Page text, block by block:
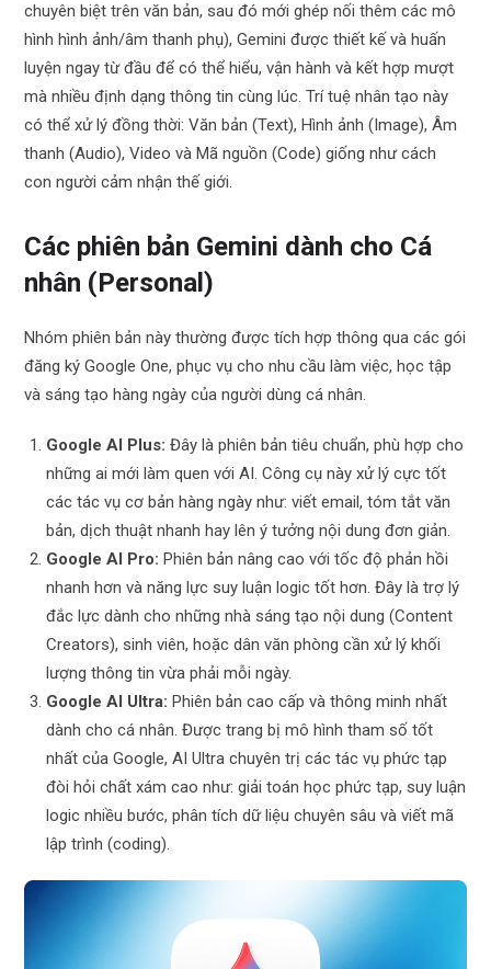
chuyên biệt trên văn bản, sau đó mới ghép nối thêm các mô
hình hình ảnh/âm thanh phụ), Gemini được thiết kế và huấn
luyện ngay từ đầu để có thể hiểu, vận hành và kết hợp mượt
mà nhiều định dạng thông tin cùng lúc. Trí tuệ nhân tạo này
có thể xử lý đồng thời: Văn bản (Text), Hình ảnh (Image), Âm
thanh (Audio), Video và Mã nguồn (Code) giống như cách
con người cảm nhận thế giới.
Các phiên bản Gemini dành cho Cá
nhân (Personal)
Nhóm phiên bản này thường được tích hợp thông qua các gói
đăng ký Google One, phục vụ cho nhu cầu làm việc, học tập
và sáng tạo hàng ngày của người dùng cá nhân.
Google AI Plus: Đây là phiên bản tiêu chuẩn, phù hợp cho
những ai mới làm quen với AI. Công cụ này xử lý cực tốt
các tác vụ cơ bản hàng ngày như: viết email, tóm tắt văn
bản, dịch thuật nhanh hay lên ý tưởng nội dung đơn giản.
Google AI Pro: Phiên bản nâng cao với tốc độ phản hồi
nhanh hơn và năng lực suy luận logic tốt hơn. Đây là trợ lý
đắc lực dành cho những nhà sáng tạo nội dung (Content
Creators), sinh viên, hoặc dân văn phòng cần xử lý khối
lượng thông tin vừa phải mỗi ngày.
Google AI Ultra: Phiên bản cao cấp và thông minh nhất
dành cho cá nhân. Được trang bị mô hình tham số tốt
nhất của Google, AI Ultra chuyên trị các tác vụ phức tạp
đòi hỏi chất xám cao như: giải toán học phức tạp, suy luận
logic nhiều bước, phân tích dữ liệu chuyên sâu và viết mã
lập trình (coding).